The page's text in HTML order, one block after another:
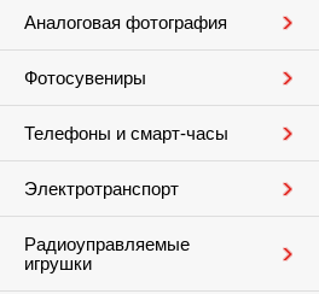
Аналоговая фотография
Фотосувениры
Телефоны и смарт-часы
Электротранспорт
Радиоуправляемые
игрушки